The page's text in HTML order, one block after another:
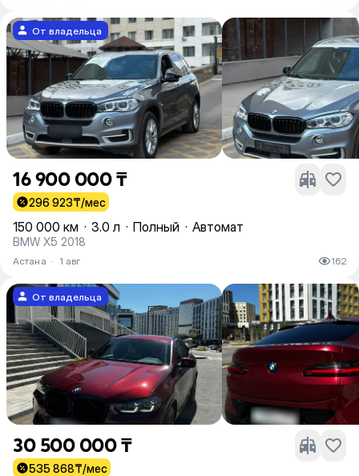
От владельца
16 900 000 ₸
296 923₸/мес
150 000 км · 3.0 л · Полный · Автомат
BMW X5 2018
Астана · 1 авг 162
От владельца
30 500 000 ₸
535 868₸/мес